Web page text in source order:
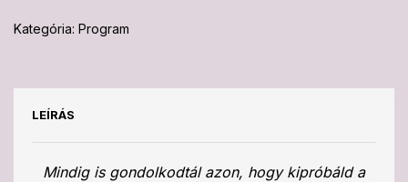
Kategória: Program
LEÍRÁS
Mindig is gondolkodtál azon, hogy kipróbáld a